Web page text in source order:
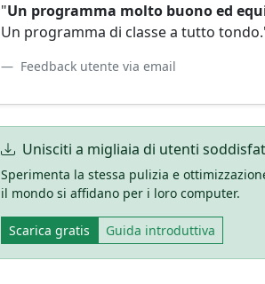
"Un programma molto buono ed
Un programma di classe a tutto
Feedback utente via email
Unisciti a migliaia di utenti
Sperimenta la stessa pulizia e
il mondo si affidano per i loro computer.
Scarica gratis Guida introduttiva